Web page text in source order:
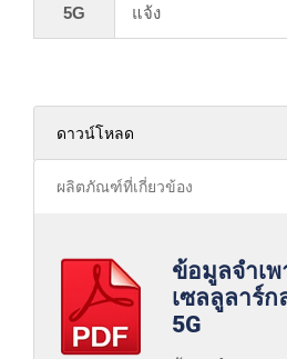
5G
แจ้ง
ดาวน์โหลด
ผลิตภัณฑ์ที่เกี่ยวข้อง
ข้อมูลจำเพ
เซลลูลาร์ก
5G